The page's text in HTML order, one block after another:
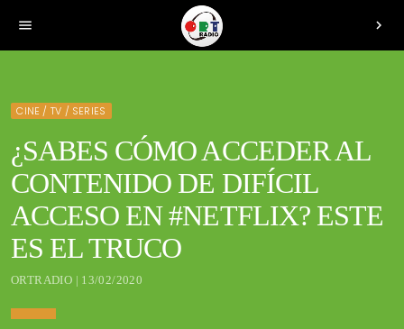
menu chevron_right
CINE / TV / SERIES
¿SABES CÓMO ACCEDER AL
CONTENIDO DE DIFÍCIL
ACCESO EN #NETFLIX? ESTE
ES EL TRUCO
ORTRADIO | 13/02/2020